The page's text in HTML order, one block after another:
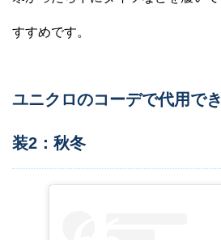
すすめです。
ユニクロのコーデで代用で
装2：秋冬